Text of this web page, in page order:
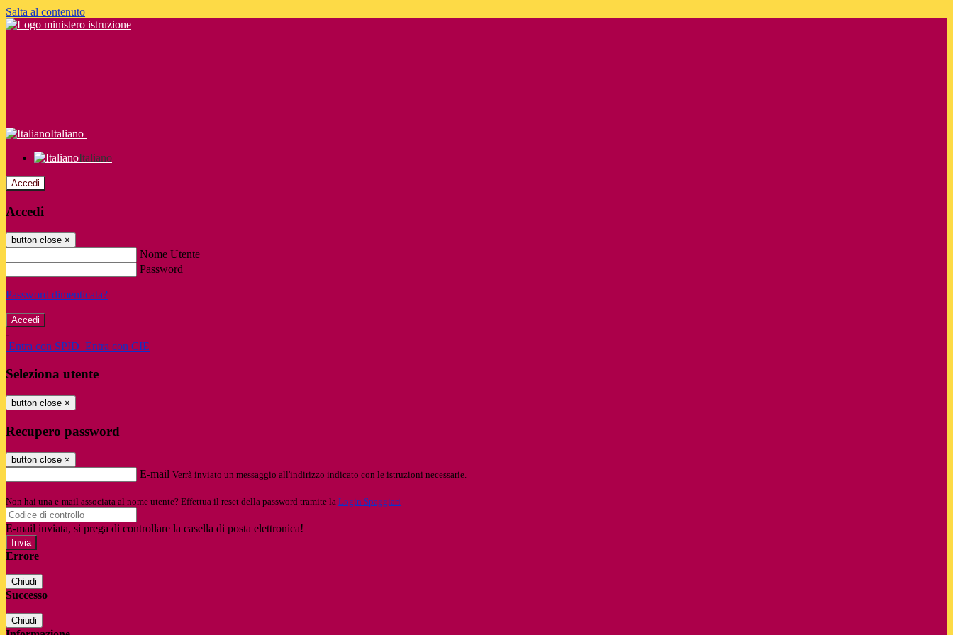
Salta al contenuto
Italiano
Italiano
Accedi
Accedi
button close ×
Nome Utente
Password
Password dimenticata?
-
Entra con SPID Entra con CIE
Seleziona utente
button close ×
Recupero password
button close ×
E-mail Verrà inviato un messaggio all'indirizzo indicato con le istruzioni necessarie.
Non hai una e-mail associata al nome utente? Effettua il reset della password tramite la Login Spaggiari
E-mail inviata, si prega di controllare la casella di posta elettronica!
Errore
Chiudi
Successo
Chiudi